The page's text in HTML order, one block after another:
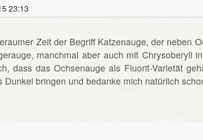
23:13
Zeit der Begriff Katzenauge, der neben
manchmal aber auch mit Chrysoberyll
dass das Ochsenauge als Fluorit-Varietät
Dunkel bringen und bedanke mich natürlich